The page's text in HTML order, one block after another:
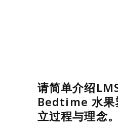
请简单介绍
Bedtime 水果
立过程与理念。